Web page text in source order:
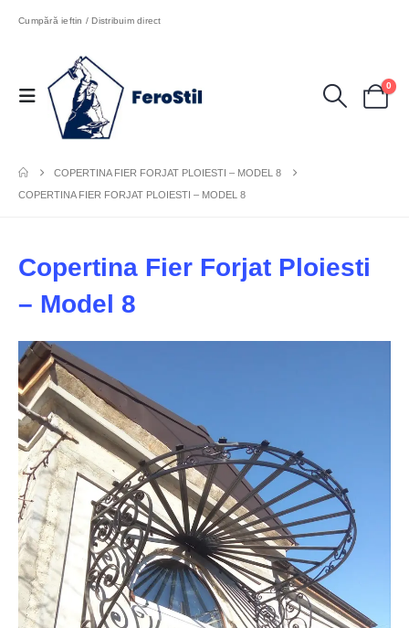
Cumpără ieftin / Distribuim direct
0
COPERTINA FIER FORJAT PLOIESTI – MODEL 8
COPERTINA FIER FORJAT PLOIESTI – MODEL 8
Copertina Fier Forjat Ploiesti
– Model 8